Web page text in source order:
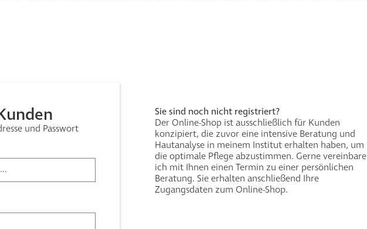
und Passwort
Sie sind noch nicht registriert?
Der Online-Shop ist ausschließlich für Kunden
konzipiert, die zuvor eine intensive Beratung und
Hautanalyse in meinem Institut erhalten haben, um
die optimale Pflege abzustimmen. Gerne vereinbare
ich mit Ihnen einen Termin zu einer persönlichen
Beratung. Sie erhalten anschließend Ihre
Zugangsdaten zum Online-Shop.